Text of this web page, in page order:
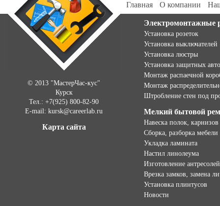
Главная О компании
© 2013 "МастерЧас-кус"
Курск
Тел.: +7(925) 800-82-90
E-mail: kursk@careerlab.ru
Карта сайта
Электромонтажные
Установка розеток
Установка выключателей
Установка люстры
Установка защитных
Монтаж распаечной
Монтаж
Штробление стен под
Мелкий бытовой
Навеска полок, карнизов
Сборка, разборка мебели
Укладка ламината
Настил линолеума
Изготовление антресолей
Врезка замков, замена
Установка плинтусов
Новости